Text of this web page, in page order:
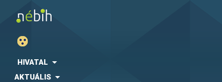
HIVATAL
AKTUÁLIS